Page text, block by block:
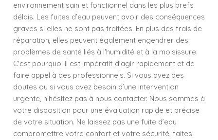
environnement sain et fonctionnel dans les plus brefs
délais. Les fuites d’eau peuvent avoir des conséquences
graves si elles ne sont pas traitées. En plus des frais de
réparation, elles peuvent également engendrer des
problèmes de santé liés à l'humidité et à la moisissure.
C'est pourquoi il est impératif d'agir rapidement et de
faire appel à des professionnels. Si vous avez des
doutes ou si vous avez besoin d’une intervention
urgente, n’hésitez pas à nous contacter. Nous sommes à
votre disposition pour une évaluation rapide et précise
de votre situation. Ne laissez pas une fuite d’eau
compromettre votre confort et votre sécurité, faites